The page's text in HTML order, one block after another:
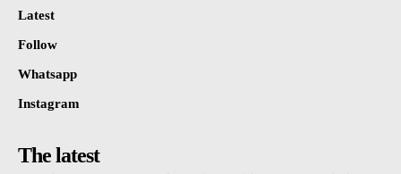
Latest
Follow
Whatsapp
Instagram
The latest